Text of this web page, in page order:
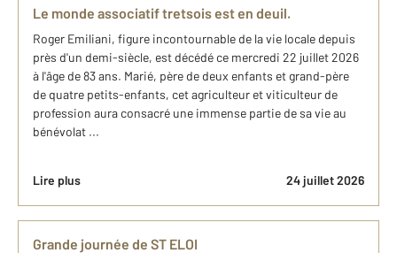
Le monde associatif tretsois est en deuil.
Roger Emiliani, figure incontournable de la vie locale depuis
près d'un demi-siècle, est décédé ce mercredi 22 juillet 2026
à l'âge de 83 ans. Marié, père de deux enfants et grand-père
de quatre petits-enfants, cet agriculteur et viticulteur de
profession aura consacré une immense partie de sa vie au
bénévolat ...
Lire plus 24 juillet 2026
Grande journée de ST ELOI